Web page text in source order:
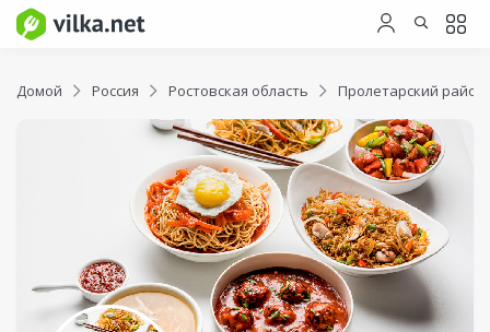
Домой Россия Ростовская область Пролетарский район